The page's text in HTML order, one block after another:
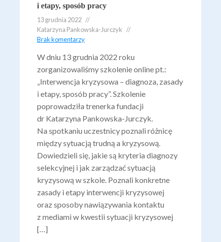
i etapy, sposób pracy
13 grudnia 2022
Katarzyna Pankowska-Jurczyk
Brak komentarzy
W dniu 13 grudnia 2022 roku
zorganizowaliśmy szkolenie online pt.:
„Interwencja kryzysowa – diagnoza, zasady
i etapy, sposób pracy”. Szkolenie
poprowadziła trenerka fundacji
dr Katarzyna Pankowska-Jurczyk.
Na spotkaniu uczestnicy poznali różnicę
między sytuacją trudną a kryzysową.
Dowiedzieli się, jakie są kryteria diagnozy
selekcyjnej i jak zarządzać sytuacją
kryzysową w szkole. Poznali konkretne
zasady i etapy interwencji kryzysowej
oraz sposoby nawiązywania kontaktu
z mediami w kwestii sytuacji kryzysowej
[…]